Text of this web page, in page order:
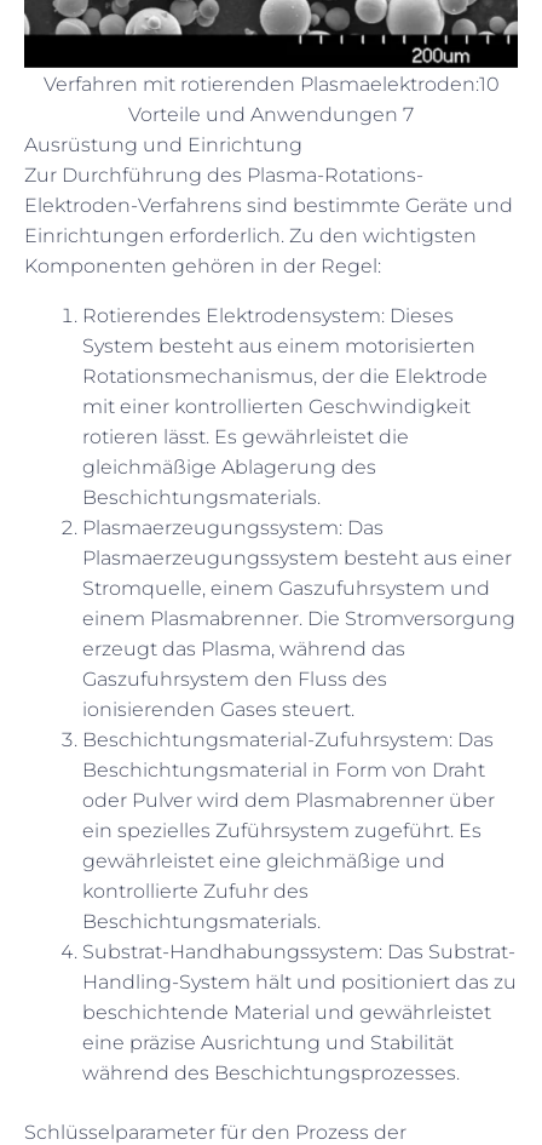
Verfahren mit rotierenden Plasmaelektroden:10
Vorteile und Anwendungen 7
Ausrüstung und Einrichtung
Zur Durchführung des Plasma-Rotations-
Elektroden-Verfahrens sind bestimmte Geräte und
Einrichtungen erforderlich. Zu den wichtigsten
Komponenten gehören in der Regel:
Rotierendes Elektrodensystem: Dieses
System besteht aus einem motorisierten
Rotationsmechanismus, der die Elektrode
mit einer kontrollierten Geschwindigkeit
rotieren lässt. Es gewährleistet die
gleichmäßige Ablagerung des
Beschichtungsmaterials.
Plasmaerzeugungssystem: Das
Plasmaerzeugungssystem besteht aus einer
Stromquelle, einem Gaszufuhrsystem und
einem Plasmabrenner. Die Stromversorgung
erzeugt das Plasma, während das
Gaszufuhrsystem den Fluss des
ionisierenden Gases steuert.
Beschichtungsmaterial-Zufuhrsystem: Das
Beschichtungsmaterial in Form von Draht
oder Pulver wird dem Plasmabrenner über
ein spezielles Zuführsystem zugeführt. Es
gewährleistet eine gleichmäßige und
kontrollierte Zufuhr des
Beschichtungsmaterials.
Substrat-Handhabungssystem: Das Substrat-
Handling-System hält und positioniert das zu
beschichtende Material und gewährleistet
eine präzise Ausrichtung und Stabilität
während des Beschichtungsprozesses.
Schlüsselparameter für den Prozess der